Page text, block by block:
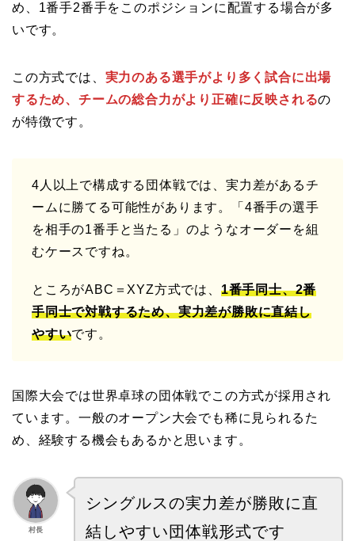
め、1番手2番手をこのポジションに配置する場合が多
いです。
この方式では、 実力のある選手がより多く試合に出場
するため、チームの総合力がより正確に反映されるの
が特徴です。
4人以上で構成する団体戦では、実力差があるチ
ームに勝てる可能性があります。「4番手の選手
を相手の1番手と当たる」のようなオーダーを組
むケースですね。
ところがABC＝XYZ方式では、 1番手同士、2番
手同士で対戦するため、実力差が勝敗に直結し
やすいです。
国際大会では世界卓球の団体戦でこの方式が採用され
ています。一般のオープン大会でも稀に見られるた
め、経験する機会もあるかと思います。
村長
シングルスの実力差が勝敗に直
結しやすい団体戦形式です